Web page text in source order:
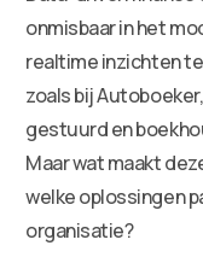
onmisbaar in het
realtime inzichten te
zoals bij
gestuurd en
Maar wat maakt
welke oplossingen
organisatie?